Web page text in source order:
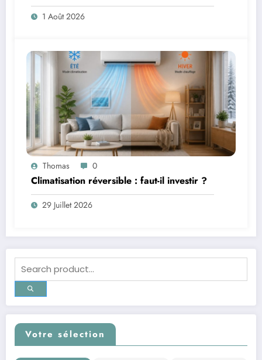
1 Août 2026
Thomas 0
Climatisation réversible : faut-il investir ?
29 Juillet 2026
Votre sélection